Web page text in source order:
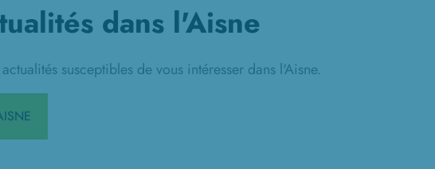
dans l'Aisne
susceptibles de vous intéresser dans l'Aisne.